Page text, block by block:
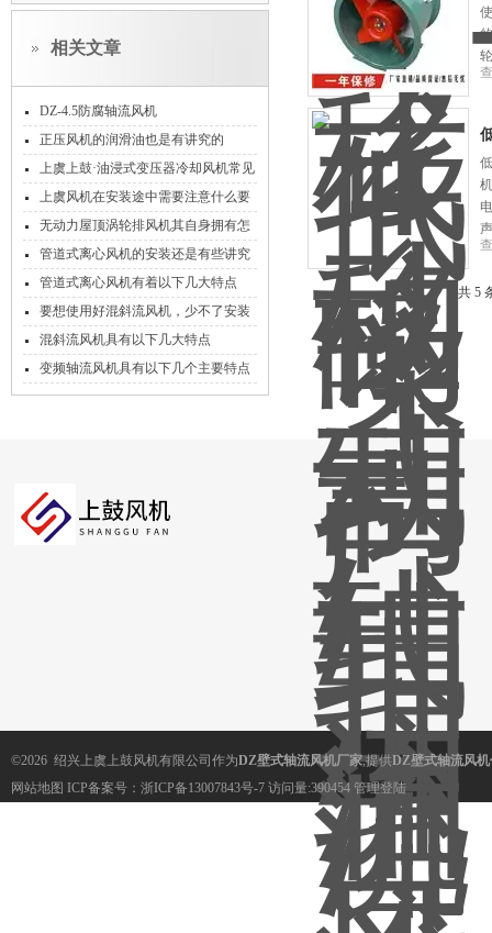
相关文章
DZ-4.5防腐轴流风机
正压风机的润滑油也是有讲究的
上虞上鼓·油浸式变压器冷却风机常见
安装方式及实操要点
上虞风机在安装途中需要注意什么要
求呢？
无动力屋顶涡轮排风机其自身拥有怎
样的优点呢？
管道式离心风机的安装还是有些讲究
的
管道式离心风机有着以下几大特点
要想使用好混斜流风机，少不了安装
的技巧
混斜流风机具有以下几大特点
变频轴流风机具有以下几个主要特点
共 5
©2026 绍兴上虞上鼓风机有限公司作为DZ壁式轴流风机厂家,提供DZ壁式轴流风
网站地图 ICP备案号： 浙ICP备13007843号-7 访问量:390454 管理登陆